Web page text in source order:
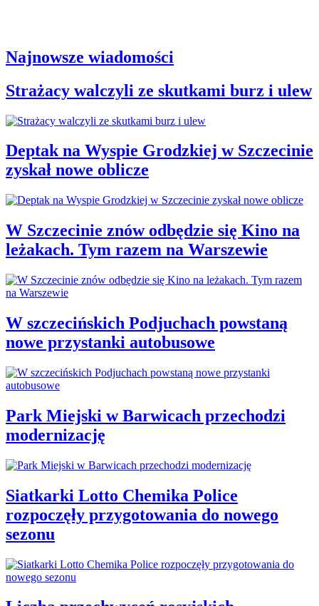
Najnowsze wiadomości
Strażacy walczyli ze skutkami burz i ulew
Deptak na Wyspie Grodzkiej w Szczecinie
zyskał nowe oblicze
W Szczecinie znów odbędzie się Kino na
leżakach. Tym razem na Warszewie
W szczecińskich Podjuchach powstaną
nowe przystanki autobusowe
Park Miejski w Barwicach przechodzi
modernizację
Siatkarki Lotto Chemika Police
rozpoczęły przygotowania do nowego
sezonu